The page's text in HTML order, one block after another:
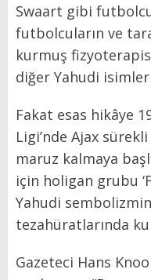
Swaart gibi
futbolcuların ve
kurmuş
diğer Yahudi
Fakat esas hikâye
Ligi’nde Ajax
maruz kalmaya
için holigan grubu
Yahudi
tezahüratlarında
Gazeteci Hans